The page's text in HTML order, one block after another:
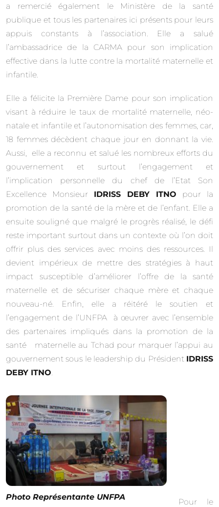
a remercié également le Ministère de la santé
publique et tous les partenaires ici présents pour leurs
appuis constants à l’association. Elle a salué
l’ambassadrice de la CARMA pour son implication
effective dans la lutte contre la mortalité maternelle et
infantile.
Elle a félicite la Première Dame pour son implication
visant à réduire le taux de mortalité maternelle, néo-
natale et infantile et l’autonomisation des femmes, car,
18 femmes décèdent chaque jour en donnant la vie.
Aussi, elle a reconnu et salué les nombreux efforts du
gouvernement et surtout l’engagement et
l’implication personnelle du chef de l’Etat Son
Excellence Monsieur IDRISS DEBY ITNO pour la
promotion de la santé de la mère et de l’enfant. Elle a
ensuite souligné que malgré le progrès réalisé, le défi
reste important surtout dans un contexte où l’on doit
offrir plus des services avec moins des ressources. Il
devient impérieux de mettre des stratégies à haut
impact susceptible d’améliorer l’offre de la santé
maternelle et de sécuriser chaque mère et chaque
nouveau-né. Enfin, elle a réitéré le soutien et
l’engagement de l’UNFPA à œuvrer avec l’ensemble
des partenaires impliqués dans la promotion de la
santé maternelle au Tchad pour marquer l’appui au
gouvernement sous le leadership du Président IDRISS
DEBY ITNO
Photo Représentante UNFPA
Pour le